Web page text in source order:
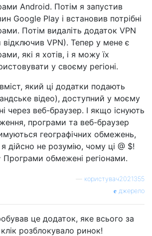
Android. Потім я запустив
Google Play і встановив потрібні
Потім видаліть додаток VPN
відключив VPN). Тепер у мене є
які я хотів, і я можу їх
у своєму регіоні.
який ці додатки подають
відео), доступний у моєму
через веб-браузер. І якщо існують
програми та веб-браузер
географічних обмежень,
дійсно не розумію, чому ці @ $!
Програми обмежені регіонами.
користувач2021355
джерело
це додаток, яке всього за
розблокувало ринок!